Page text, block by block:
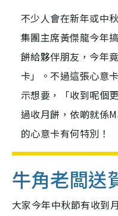
不少人會在新年或中
集團主席黃傑龍今年
餅給夥伴朋友，今年
卡」。不過這張心意
示想要，「收到呢個
過收月餅，依啲就係
的心意卡有何特別！
牛角老闆送
大家今年中秋節有收到